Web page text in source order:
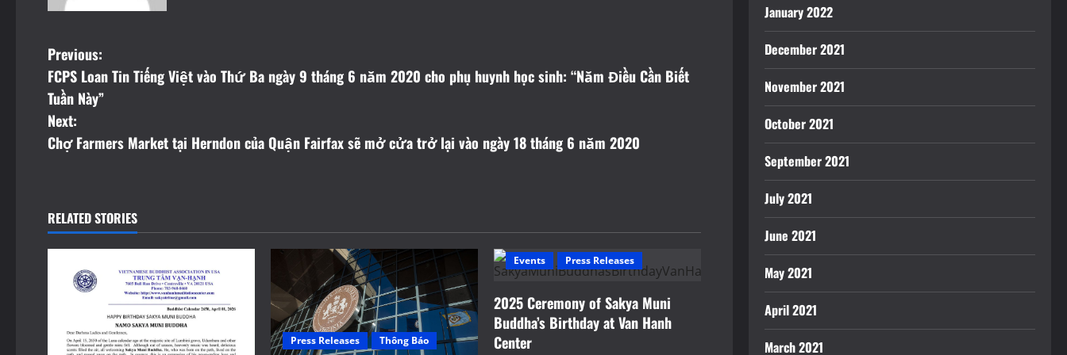
P
o
s
t
a
v
Previous:
FCPS Loan Tin Tiếng Việt vào Thứ Ba ngày 9 tháng 6 năm 2020 cho phụ huynh học sinh: “Năm Điều Cần Biết
Tuần Này”
Next:
Chợ Farmers Market tại Herndon của Quận Fairfax sẽ mở cửa trở lại vào ngày 18 tháng 6 năm 2020
RELATED STORIES
Press Releases Thông Báo
Events Press Releases
2025 Ceremony of Sakya Muni
Buddha’s Birthday at Van Hanh
Center
January 2022
December 2021
November 2021
October 2021
September 2021
July 2021
June 2021
May 2021
April 2021
March 2021